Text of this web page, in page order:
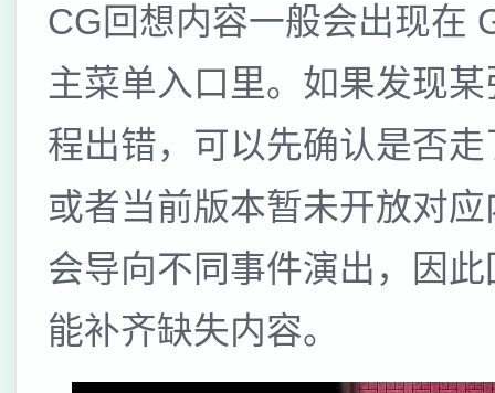
CG回想内容一般会出现在
主菜单入口里。如果发现
程出错，可以先确认是否
或者当前版本暂未开放对
会导向不同事件演出，因
能补齐缺失内容。